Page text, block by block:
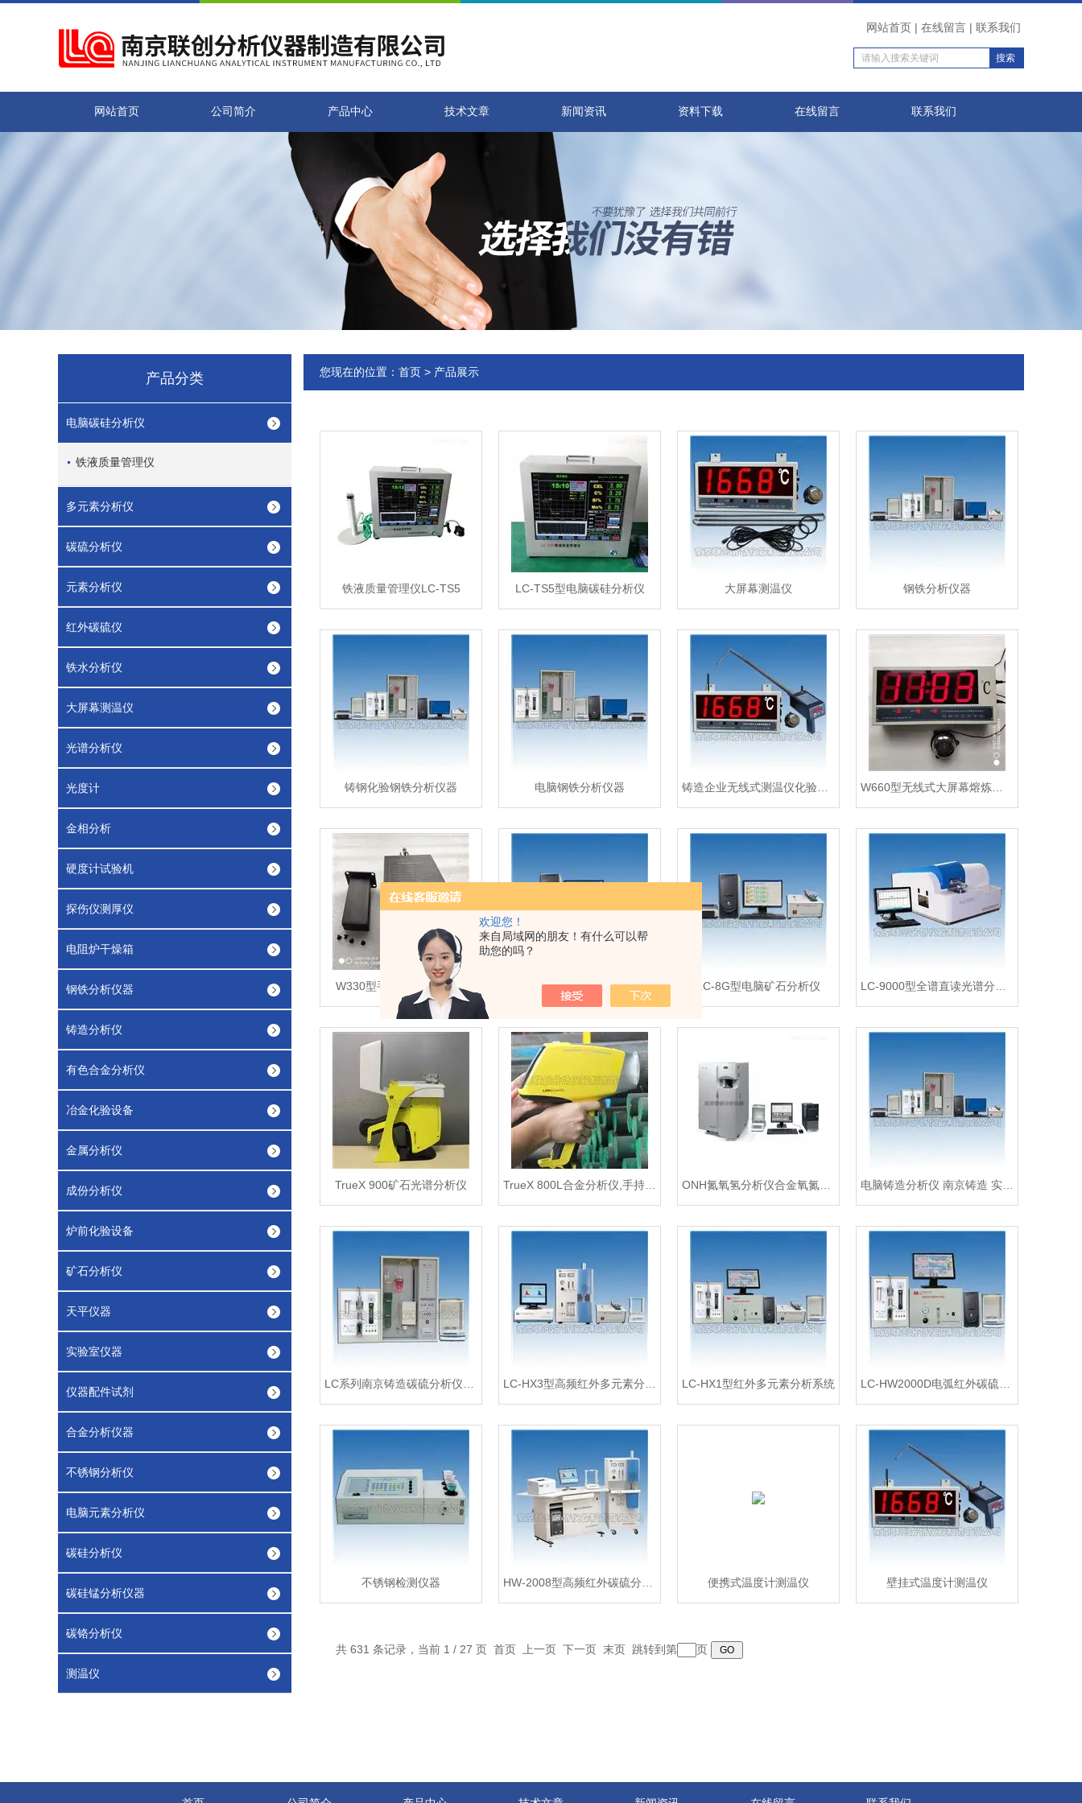
欢迎您！
来自局域网的朋友！有什么可以帮
助您的吗？
网站首页 | 在线留言 | 联系我们
网站首页 公司简介 产品中心 技术文章 新闻资讯 资料下载 在线留言 联系我们
产品分类
电脑碳硅分析仪
铁液质量管理仪
多元素分析仪
碳硫分析仪
元素分析仪
红外碳硫仪
铁水分析仪
大屏幕测温仪
光谱分析仪
光度计
金相分析
硬度计试验机
探伤仪测厚仪
电阻炉干燥箱
钢铁分析仪器
铸造分析仪
有色合金分析仪
冶金化验设备
金属分析仪
成份分析仪
炉前化验设备
矿石分析仪
天平仪器
实验室仪器
仪器配件试剂
合金分析仪器
不锈钢分析仪
电脑元素分析仪
碳硅分析仪
碳硅锰分析仪器
碳铬分析仪
测温仪
您现在的位置： 首页 > 产品展示
铁液质量管理仪LC-TS5 LC-TS5型电脑碳硅分析仪 大屏幕测温仪 钢铁分析仪器
铸钢化验钢铁分析仪器 电脑钢铁分析仪器
W330型手提式熔炼测温仪 电脑矿石分析仪多元素分析实验仪器 LC-8G型电脑矿石分析仪
TrueX 900矿石光谱分析仪
LC-HX1型红外多元素分析系统
不锈钢检测仪器 便携式温度计测温仪 壁挂式温度计测温仪
共 631 条记录，当前 1 / 27 页 首页 上一页 下一页 末页 跳转到第 页